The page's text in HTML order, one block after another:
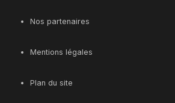
Nos partenaires
Mentions légales
Plan du site